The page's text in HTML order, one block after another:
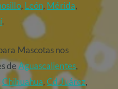
, León, Mérida,
.
Mascotas nos
deAguascalientes,
Chihuahua,Cd Juárez,